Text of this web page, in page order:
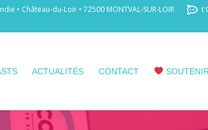
• Château-du-Loir • 72500 MONTVAL-SUR-LOIR
ACTUALITÉS CONTACT